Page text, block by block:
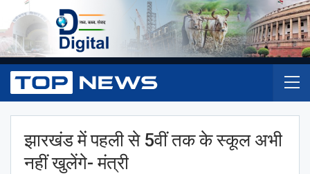
झारखंड में पहली से 5वीं तक के स्कूल अभी
नहीं खुलेंगे- मंत्री